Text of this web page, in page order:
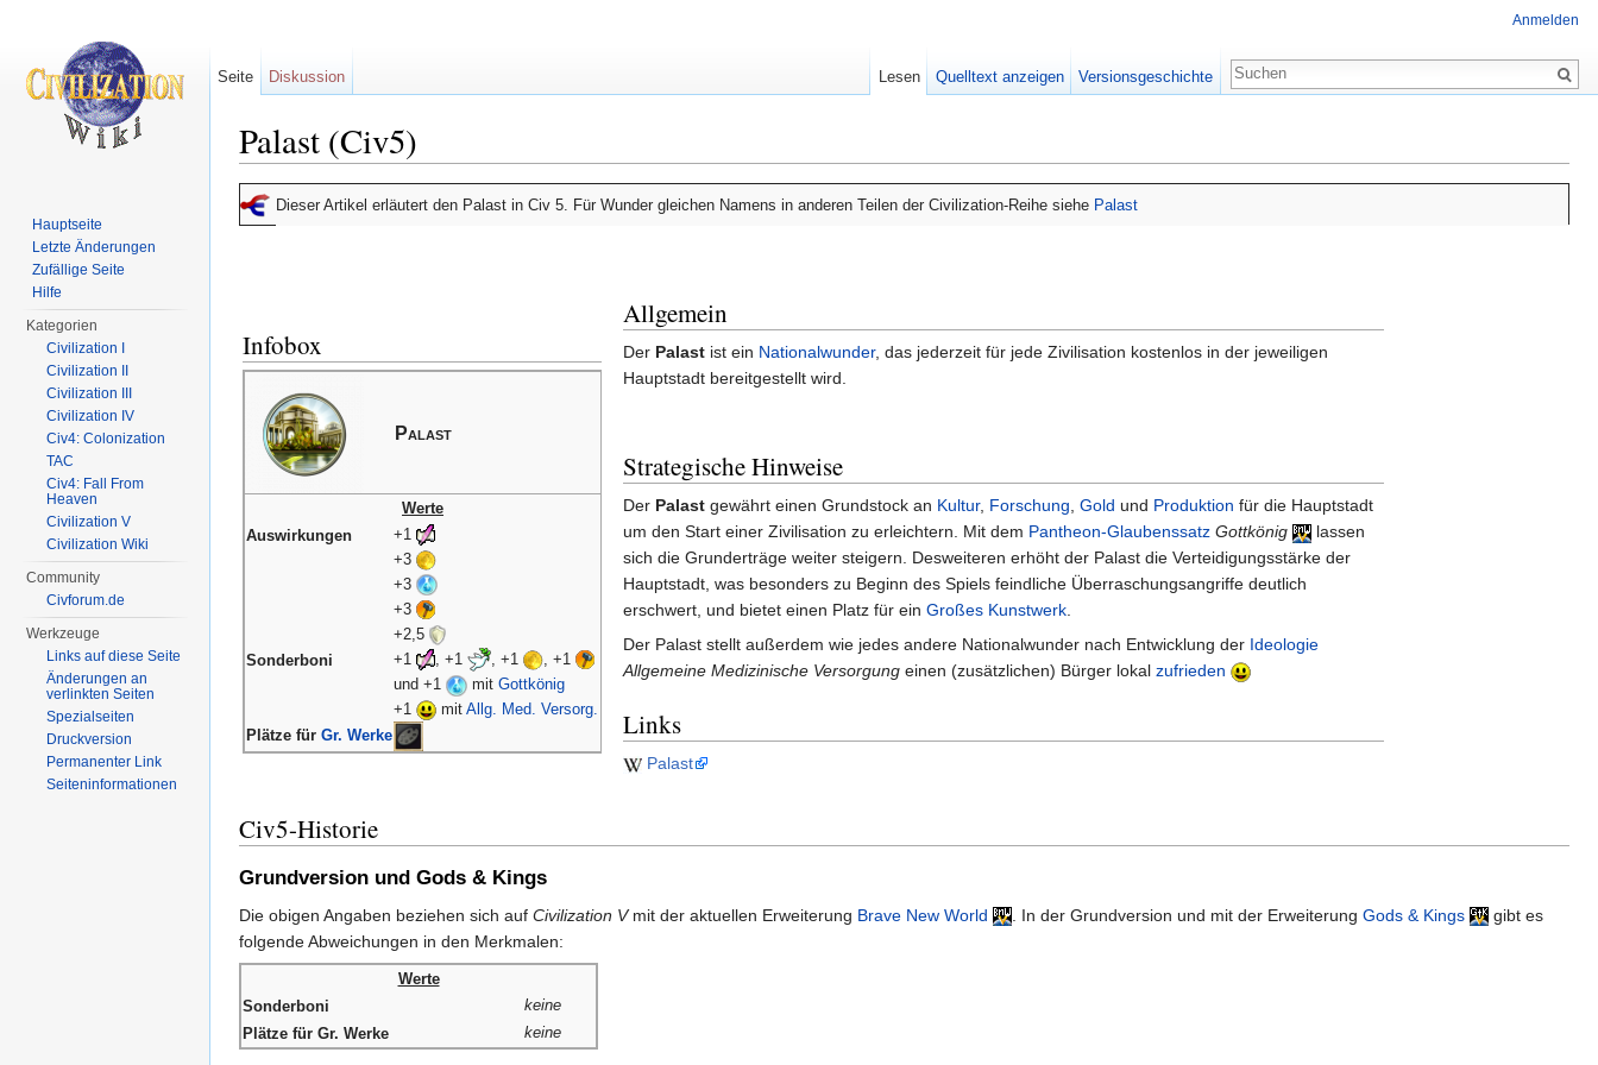
Palast (Civ5)
Dieser Artikel erläutert den Palast in Civ 5. Für Wunder gleichen Namens in anderen Teilen der Civilization-Reihe siehe Palast
Infobox
Palast
Werte
Auswirkungen
+1
+3
+3
+3
+2,5
Sonderboni
+1 , +1 , +1
, +1
und +1
mit Gottkönig
+1
mit Allg. Med. Versorg.
Plätze für Gr. Werke
Allgemein
Der Palast ist ein Nationalwunder, das jederzeit für jede Zivilisation kostenlos in der jeweiligen
Hauptstadt bereitgestellt wird.
Strategische Hinweise
Der Palast gewährt einen Grundstock an Kultur, Forschung, Gold und Produktion für die Hauptstadt
um den Start einer Zivilisation zu erleichtern. Mit dem Pantheon-Glaubenssatz Gottkönig
lassen
sich die Grunderträge weiter steigern. Desweiteren erhöht der Palast die Verteidigungsstärke der
Hauptstadt, was besonders zu Beginn des Spiels feindliche Überraschungsangriffe deutlich
erschwert, und bietet einen Platz für ein Großes Kunstwerk.
Der Palast stellt außerdem wie jedes andere Nationalwunder nach Entwicklung der Ideologie
Allgemeine Medizinische Versorgung einen (zusätzlichen) Bürger lokal zufrieden
Links
Palast
Civ5-Historie
Grundversion und Gods & Kings
Die obigen Angaben beziehen sich auf Civilization Vmit der aktuellen Erweiterung Brave New World . In der Grundversion und mit der Erweiterung Gods & Kings
gibt es
folgende Abweichungen in den Merkmalen:
Werte
Sonderboni
keine
Plätze für Gr. Werke
keine
Anmelden
Seite Diskussion Lesen Quelltext anzeigen Versionsgeschichte
Hauptseite
Letzte Änderungen
Zufällige Seite
Hilfe
Kategorien
Civilization I
Civilization II
Civilization III
Civilization IV
Civ4: Colonization
TAC
Civ4: Fall From
Heaven
Civilization V
Civilization Wiki
Community
Civforum.de
Werkzeuge
Links auf diese Seite
Änderungen an
verlinkten Seiten
Spezialseiten
Druckversion
Permanenter Link
Seiten­informationen